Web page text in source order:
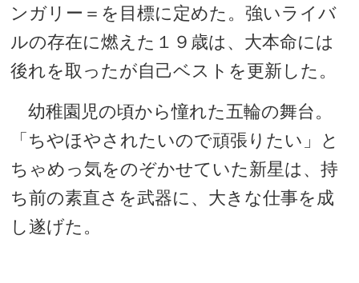
ンガリー＝を目標に定めた。強いライバ
ルの存在に燃えた１９歳は、大本命には
後れを取ったが自己ベストを更新した。
幼稚園児の頃から憧れた五輪の舞台。
「ちやほやされたいので頑張りたい」と
ちゃめっ気をのぞかせていた新星は、持
ち前の素直さを武器に、大きな仕事を成
し遂げた。